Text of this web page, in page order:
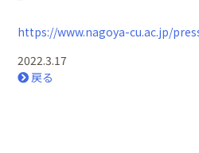
https://www.nagoya-cu.ac.jp/
2022.3.17
戻る